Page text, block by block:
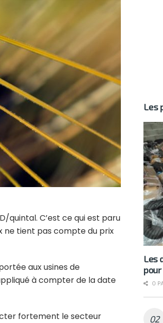
quintal. C’est ce qui est paru
ne tient pas compte du prix
aux usines de
à compter de la date
fortement le secteur
Les
Les
0